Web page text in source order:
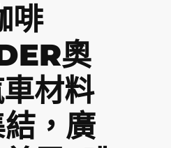
啡
奧
材料
，廣